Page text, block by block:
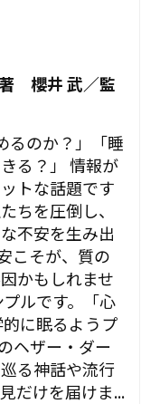
櫻井 武／監
るのか？」「睡
る？」 情報が
トな話題です
ちを圧倒し、
不安を生み出
こそが、質の
かもしれませ
ルです。「心
に眠るようプ
ヘザー・ダー
る神話や流行
だけを届けま...